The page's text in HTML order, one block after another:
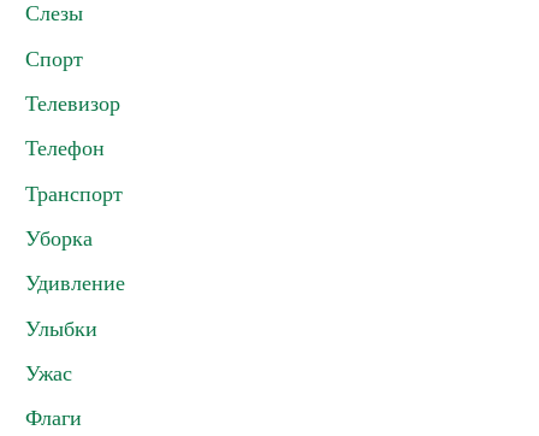
Слезы
Спорт
Телевизор
Телефон
Транспорт
Уборка
Удивление
Улыбки
Ужас
Флаги